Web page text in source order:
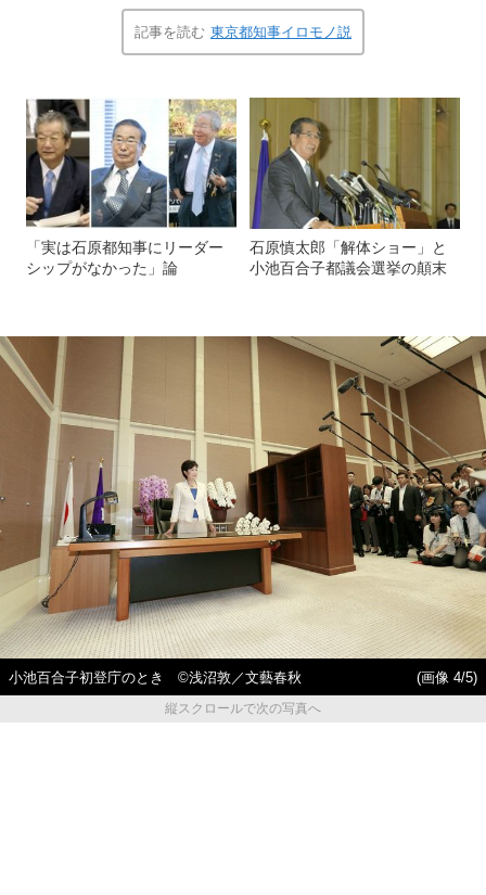
記事を読む 東京都知事イロモノ説
「実は石原都知事にリーダー
シップがなかった」論
石原慎太郎「解体ショー」と
小池百合子都議会選挙の顛末
小池百合子初登庁のとき ©浅沼敦／文藝春秋
(画像 4/5)
縦スクロールで次の写真へ